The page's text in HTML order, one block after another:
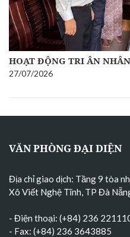
HOẠT ĐỘNG TRI ÂN
27/07/2026
VĂN PHÒNG ĐẠI DIỆN
Địa chỉ giao dịch: Tầng 9 tòa
Xô Viết Nghệ Tĩnh, TP Đà
- Điện thoại: (+84) 236
- Fax: (+84) 236 3643885